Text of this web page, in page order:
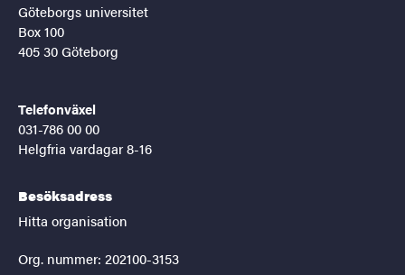
Göteborgs universitet
Box 100
405 30 Göteborg
Telefonväxel
031-786 00 00
Helgfria vardagar 8-16
Besöksadress
Hitta organisation
Org. nummer: 202100-3153